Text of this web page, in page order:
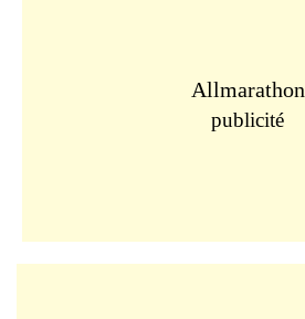
Allmarathon
publicité